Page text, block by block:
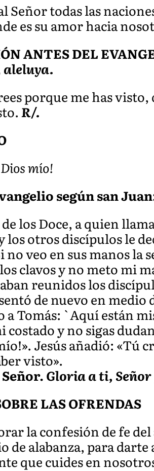
Señor todas las
es su amor hacia
ANTES DEL
porque me has
R/.
mío!
según san
los Doce, a quien
los otros discípulos le
no veo en sus manos la
clavos y no meto mi
reunidos los
de nuevo en medio
a Tomás: `Aquí están
costado y no sigas
Jesús añadió: «Tú
visto».
Gloria a ti, Señor
LAS OFRENDAS
la confesión de fe
de alabanza, para
que cuides en